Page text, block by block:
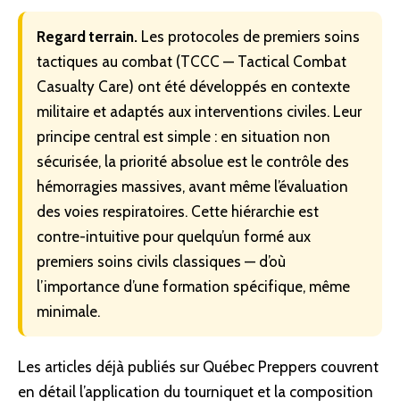
Regard terrain. Les protocoles de premiers soins
tactiques au combat (TCCC — Tactical Combat
Casualty Care) ont été développés en contexte
militaire et adaptés aux interventions civiles. Leur
principe central est simple : en situation non
sécurisée, la priorité absolue est le contrôle des
hémorragies massives, avant même l’évaluation
des voies respiratoires. Cette hiérarchie est
contre-intuitive pour quelqu’un formé aux
premiers soins civils classiques — d’où
l’importance d’une formation spécifique, même
minimale.
Les articles déjà publiés sur Québec Preppers couvrent
en détail l’application du tourniquet et la composition